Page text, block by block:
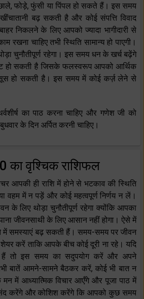
फोड़े, फुंसी या पिंपल हो सकते हैं। इस समय
बढ़ सकती है और कोई संपत्ति विवाद
निकलने के लिए आपको ज्यादा भागीदारी से
रखना चाहिए तभी स्थिति सामान्य हो पाएगी।
चुनौतीपूर्ण रहेगा। इस समय धन के खर्च बढ़ेंगे
हो सकती है जिसके फलस्वरूप आपको आर्थिक
हो सकती है। इस समय में कोई कर्ज़ लेने से
का पाठ करना चाहिए और गणेश जी को
के दिन अर्पित करनी चाहिए।
का वृश्चिक राशिफल
आपकी ही राशि में होने से भटकाव की स्थिति
वहम में न पड़ें और कोई महत्वपूर्ण निर्णय न लें।
के लिए थोड़ा चुनौतीपूर्ण रहेगा क्योंकि आपका
जीवनसाथी के लिए आसान नहीं होगा। ऐसे में
में समस्याएं बढ़ सकती हैं। समय-समय पर जीवन
करें ताकि आपके बीच कोई दूरी ना रहे। यदि
तो इस समय का सदुपयोग करें और अपने
बातें आमने-सामने बैठकर करें, कोई भी बात न
में आध्यात्मिक विचार आएँगे और पूजा पाठ में
करेंगे और कोशिश करेंगे कि आपको कुछ समय